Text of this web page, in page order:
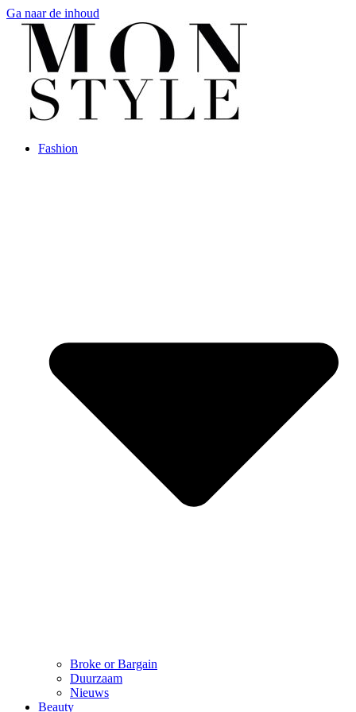
Ga naar de inhoud
Fashion
Broke or Bargain
Duurzaam
Nieuws
Beauty